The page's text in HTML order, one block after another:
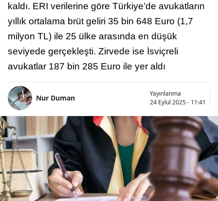
kaldı. ERI verilerine göre Türkiye’de avukatların
yıllık ortalama brüt geliri 35 bin 648 Euro (1,7
milyon TL) ile 25 ülke arasında en düşük
seviyede gerçekleşti. Zirvede ise İsviçreli
avukatlar 187 bin 285 Euro ile yer aldı
Nur Duman
Yayınlanma
24 Eylül 2025 - 11:41